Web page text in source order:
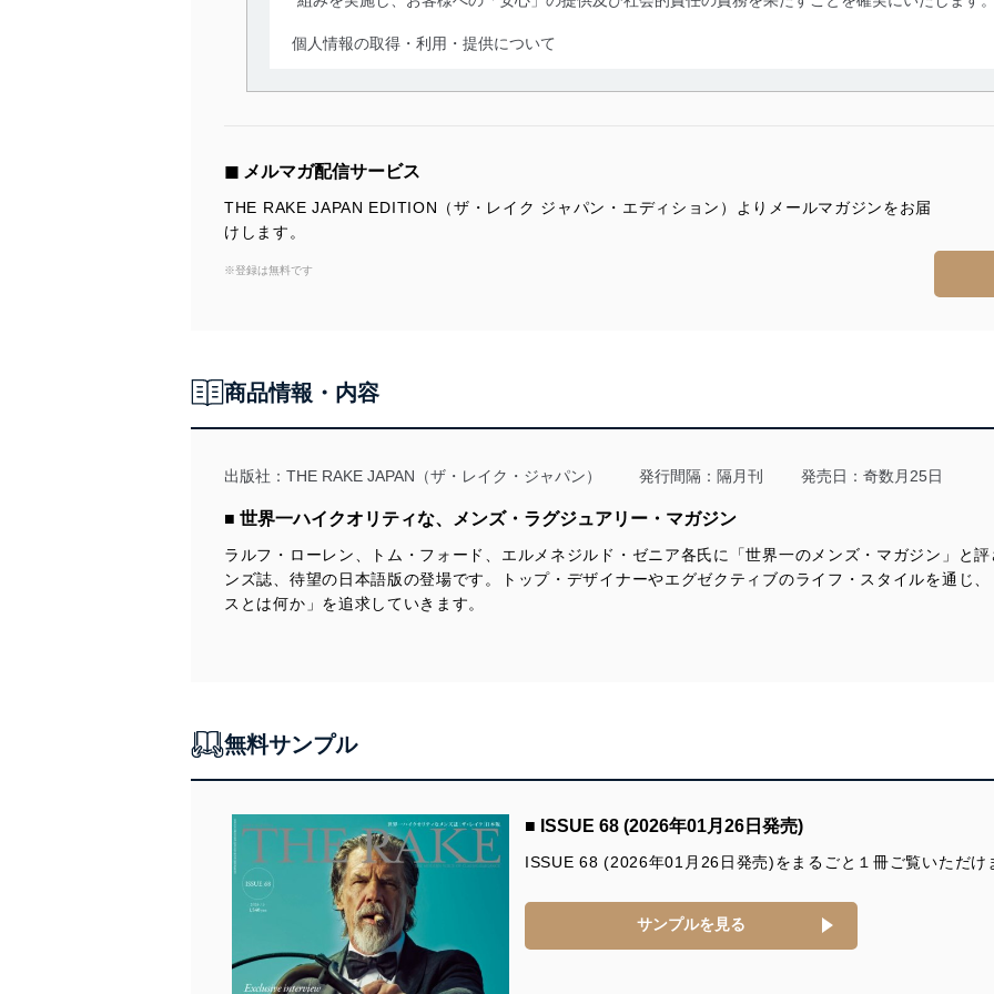
個人情報の取得・利用・提供について
当社は、個人情報の取得・利用・提供に際して、その利用目的を明確にし、本人の同意を得たうえ
法令遵守
令及びその他の規範を常に適合させます。
漏えい、滅失またはき損の防止及び是正に努めます。
機器に標準装備されているユーザー制御機能（ユーザーアカウント制御）により、個人情報デ
システムを使用する従業者を識別・認証しています。
外部からの不正アクセス等の防止
メール等により個人データの含まれるファイルを送信する場合に、当該ファイルへのパスワー
個人情報保護マネジメントシステムの継続的改善
当社は、内部監査及びマネジメントレビューの機会を通じて、個人情報保護マネジメントシステム
の状態を維持します。
苦情及び相談受付け窓口
貴殿の個人情報及び当社の個人情報保護マネジメントシステムに関するご相談及び苦情については
適切、かつ迅速に対応させていただきます。
◼︎ メルマガ配信サービス
THE RAKE JAPAN EDITION（ザ・レイク ジャパン・エディション）よりメールマガジンをお届
けします。
※登録は無料です
商品情報・内容
出版社： THE RAKE JAPAN（ザ・レイク・ジャパン） 発行間隔：隔月刊 発売日：奇数月25日
■ 世界一ハイクオリティな、メンズ・ラグジュアリー・マガジン
ラルフ・ローレン、トム・フォード、エルメネジルド・ゼニア各氏に「世界一のメンズ・マガジン」と
ンズ誌、待望の日本語版の登場です。トップ・デザイナーやエグゼクティブのライフ・スタイルを通じ
スとは何か」を追求していきます。
無料サンプル
■ ISSUE 68 (2026年01月26日発売)
ISSUE 68 (2026年01月26日発売)をまるごと１冊ご覧いただけ
サンプルを見る